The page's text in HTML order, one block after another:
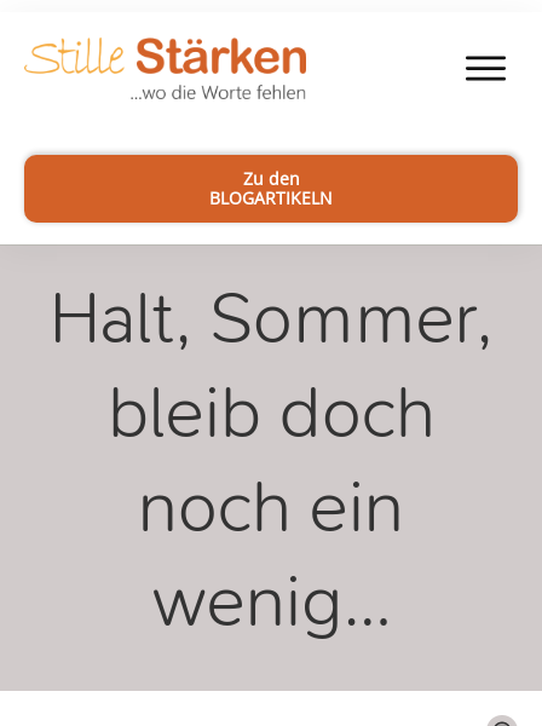
Zu den
BLOGARTIKELN
Halt, Sommer,
bleib doch
noch ein
wenig…